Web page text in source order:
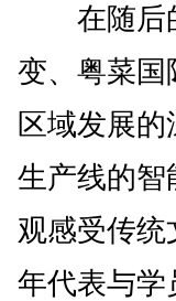
在随后的
变、粤菜国
区域发展
生产线的智
观感受传
年代表与学